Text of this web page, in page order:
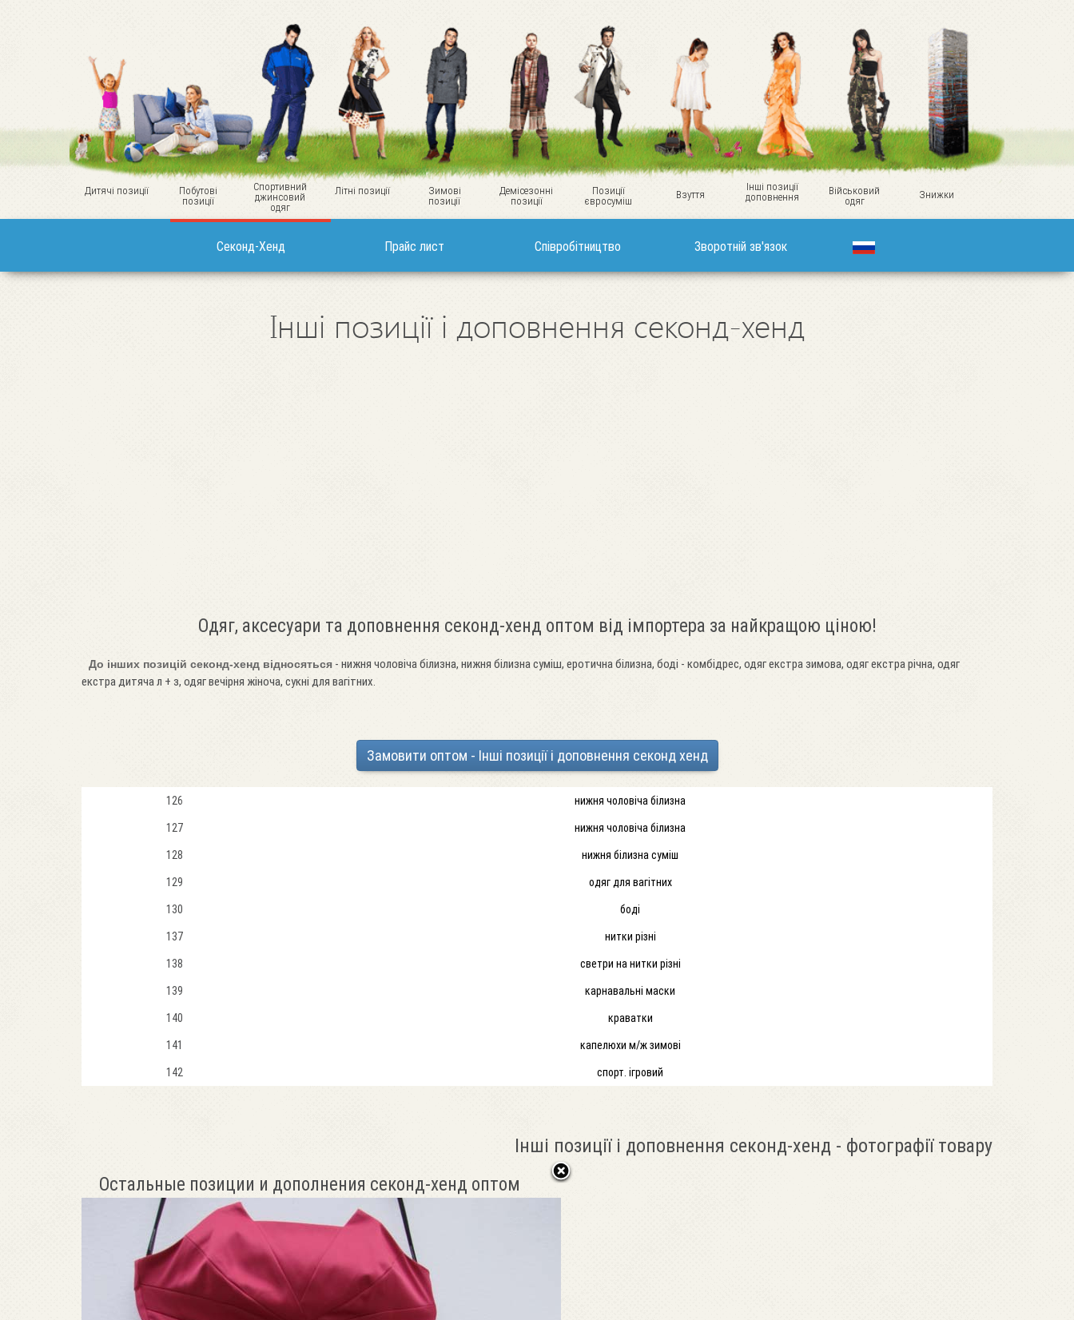
Дитячі позиції
Побутові
позиції
Спортивний
джинсовий
одяг
Літні позиції
Зимові
позиції
Демісезонні
позиції
Позиції
євросуміш
Взуття
Інші позиції
доповнення
Військовий
одяг
Знижки
Секонд-Хенд Прайс лист Співробітництво Зворотній зв'язок
Інші позиції і доповнення секонд-хенд
Одяг, аксесуари та доповнення секонд-хенд оптом від імпортера за найкращою ціною!
До інших позицій секонд-хенд відносяться - нижня чоловіча білизна, нижня білизна суміш, еротична білизна, боді - комбідрес, одяг екстра зимова, одяг екстра річна, одяг
екстра дитяча л + з, одяг вечірня жіноча, сукні для вагітних.
Замовити оптом - Інші позиції і доповнення секонд хенд
126 нижня чоловіча білизна
127 нижня чоловіча білизна
128 нижня білизна суміш
129 одяг для вагітних
130 боді
137 нитки різні
138 светри на нитки різні
139 карнавальні маски
140 краватки
141 капелюхи м/ж зимові
142 спорт. ігровий
Інші позиції і доповнення секонд-хенд - фотографії товару
Остальные позиции и дополнения секонд-хенд оптом